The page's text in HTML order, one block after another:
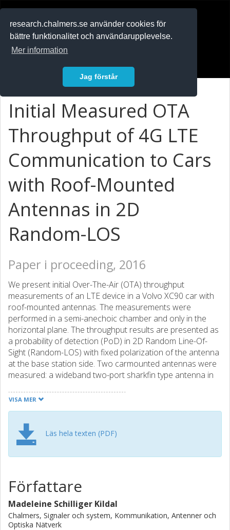
research.chalmers.se använder cookies för
bättre funktionalitet och användarupplevelse.
Mer information
Jag förstår
Initial Measured OTA
Throughput of 4G LTE
Communication to Cars
with Roof-Mounted
Antennas in 2D
Random-LOS
Paper i proceeding, 2016
We present initial Over-The-Air (OTA) throughput
measurements of an LTE device in a Volvo XC90 car with
roof-mounted antennas. The measurements were
performed in a semi-anechoic chamber and only in the
horizontal plane. The throughput results are presented as
a probability of detection (PoD) in 2D Random Line-Of-
Sight (Random-LOS) with fixed polarization of the antenna
at the base station side. Two carmounted antennas were
measured: a wideband two-port sharkfin type antenna in
monopole antenna. The PoD curves clearly show the
expected performance improvements due to the antenna
made it possible to discover potential for improvements of
the tested antennas.
VISA MER
Läs hela texten (PDF)
Författare
Madeleine Schilliger Kildal
Chalmers, Signaler och system, Kommunikation, Antenner och
Optiska Nätverk